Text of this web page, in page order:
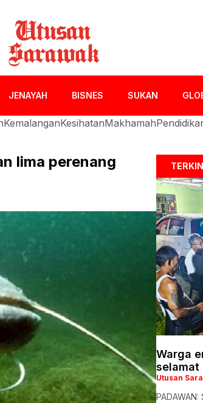
JENAYAH BISNES SUKAN
KemalanganKesihatanMakhamah
lima perenang
Warga
selamat
Utusan